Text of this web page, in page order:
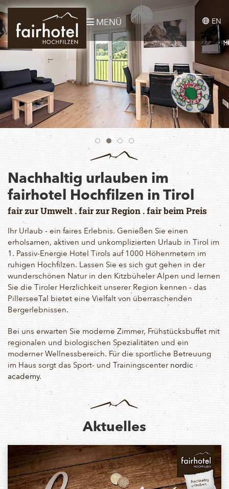
MENÜ EN
Nachhaltig urlauben im
fairhotel Hochfilzen in Tirol
fair zur Umwelt . fair zur Region . fair beim Preis
Ihr Urlaub - ein faires Erlebnis. Genießen Sie einen
erholsamen, aktiven und unkomplizierten Urlaub in Tirol im
1. Passiv-Energie Hotel Tirols auf 1000 Höhenmetern im
ruhigen Hochfilzen. Lassen Sie es sich gut gehen in der
wunderschönen Natur in den Kitzbüheler Alpen und lernen
Sie die Tiroler Herzlichkeit unserer Region kennen - das
PillerseeTal bietet eine Vielfalt von überraschenden
Bergerlebnissen.
Bei uns erwarten Sie moderne Zimmer, Frühstücksbuffet mit
regionalen und biologischen Spezialitäten und ein
moderner Wellnessbereich. Für die sportliche Betreuung
im Haus sorgt das Sport- und Trainingscenternordic
academy.
Aktuelles